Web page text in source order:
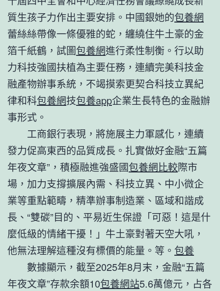
質生孩子力作出主要安排。中國銀她的包養網
蕾絲絲帶像一條優雅的蛇，纏繞住牛土豪的金
箔千紙鶴，試圖包養網進行柔性制衡。行以助
力科技強國扶植為主要任務，連續完美科技金
融產物辦事系統，不竭摸索更契合科技立異紀
律和科包養網技包養app企業生長特色的金融辦
事形式。
工商銀行表現，將施展主力軍感化，連續
發力促高東西的品質成長。扎實做好金融“五篇
年夜文章”，積極融進強盛國包養網比較際市
場，加力支撐擴展內需、科技立異、中小微企
業等重點範疇，精準辦事制造業、區域和諧成
長、“雙碳”目的、平易近生保證「可惡！這是什
麼低級的情緒干擾！」牛土豪對著天空大吼，
他無法理解這種沒有標價的能量。等。 包養
數據顯示，截至2025年8月末，金融“五篇
年夜文章”存款余額10包養網站5.6萬億元，占各